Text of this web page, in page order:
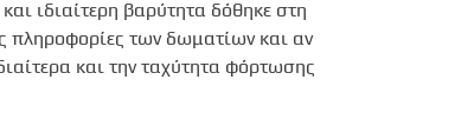
ιδιαίτερη βαρύτητα δόθηκε στη
πληροφορίες των δωματίων και αν
και την ταχύτητα φόρτωσης